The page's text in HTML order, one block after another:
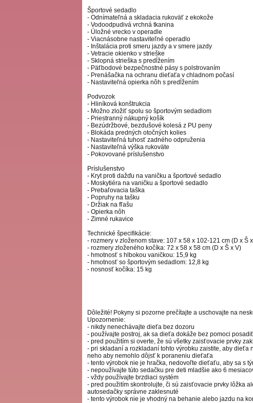
Športové sedadlo
- Odnímateľná a skladacia rukoväť z ekokože
- Vodoodpudivá vrchná tkanina
- Úložné vrecko v operadle
- Viacnásobne nastaviteľné operadlo
- Inštalácia proti smeru jazdy a v smere jazdy
- Vetracie okienko v strieške
- Sklopná strieška s predĺžením
- Päťbodové bezpečnostné pásy s polstrovaním
- Prenášačka na ochranu dieťaťa v chladnom počasí
- Nastaviteľná opierka nôh s predĺžením
Podvozok
- Hliníková konštrukcia
- Možno zložiť spolu so športovým sedadlom
- Priestranný nákupný košík
- Bezúdržbové, bezdušové kolesá z PU peny
- Blokáda predných otočných kolies
- Nastaviteľná tuhosť zadného odpruženia
- Nastaviteľná výška rukoväte
- Pokovované príslušenstvo
Príslušenstvo
- Kryt proti dažďu na vaničku a športové sedadlo
- Moskytiéra na vaničku a športové sedadlo
- Prebaľovacia taška
- Popruhy na tašku
- Držiak na fľašu
- Opierka nôh
- Zimné rukavice
Technické špecifikácie:
- rozmery v zloženom stave: 107 x 58 x 102-121 cm (D x Š
- rozmery zloženého kočíka: 72 x 58 x 58 cm (D x Š x V)
- hmotnosť s hlbokou vaničkou: 15,9 kg
- hmotnosť so športovým sedadlom: 12,8 kg
- nosnosť kočíka: 15 kg
Dôležité! Pokyny si pozorne prečítajte a uschovajte na
Upozornenie:
- nikdy nenechávajte dieťa bez dozoru
- používajte postroj, ak sa dieťa dokáže bez pomoci posadiť
- pred použitím si overte, že sú všetky zaisťovacie prvky
- pri skladaní a rozkladaní tohto výrobku zaistite, aby dieťa
neho aby nemohlo dôjsť k poraneniu dieťaťa
- tento výrobok nie je hračka, nedovoľte dieťaťu, aby sa s
- nepoužívajte túto sedačku pre deti mladšie ako 6
- vždy používajte brzdiaci systém
- pred použitím skontrolujte, či sú zaisťovacie prvky lôžka
autosedačky správne zaklesnuté
- tento výrobok nie je vhodný na behanie alebo jazdu na